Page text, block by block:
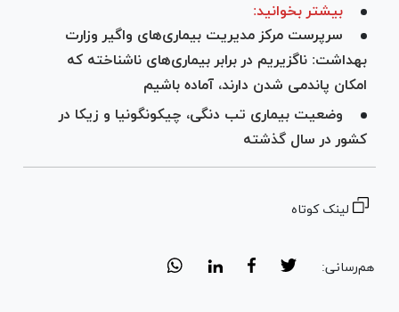
بیشتر بخوانید:
سرپرست مرکز مدیریت بیماری‌های واگیر وزارت
بهداشت: ناگزیریم در برابر بیماری‌های ناشناخته که
امکان پاندمی شدن دارند، آماده باشیم
وضعیت بیماری تب دنگی، چیکونگونیا و زیکا در
کشور در سال گذشته
لینک کوتاه
هم‌رسانی: